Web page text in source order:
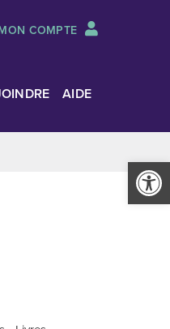
Ouvrir
COMPTE
AIDE